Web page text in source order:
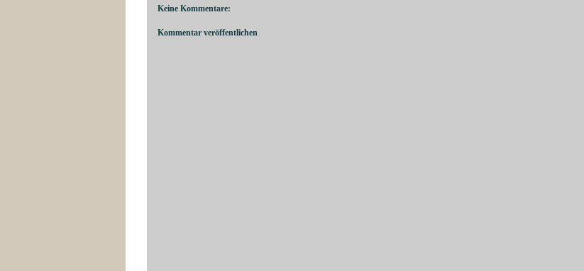
Keine Kommentare:
Kommentar veröffentlichen